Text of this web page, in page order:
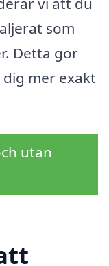
som
Detta gör
mer exakt
utan